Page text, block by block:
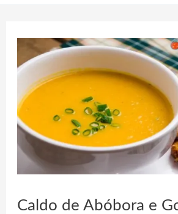
Caldo de Abóbora e